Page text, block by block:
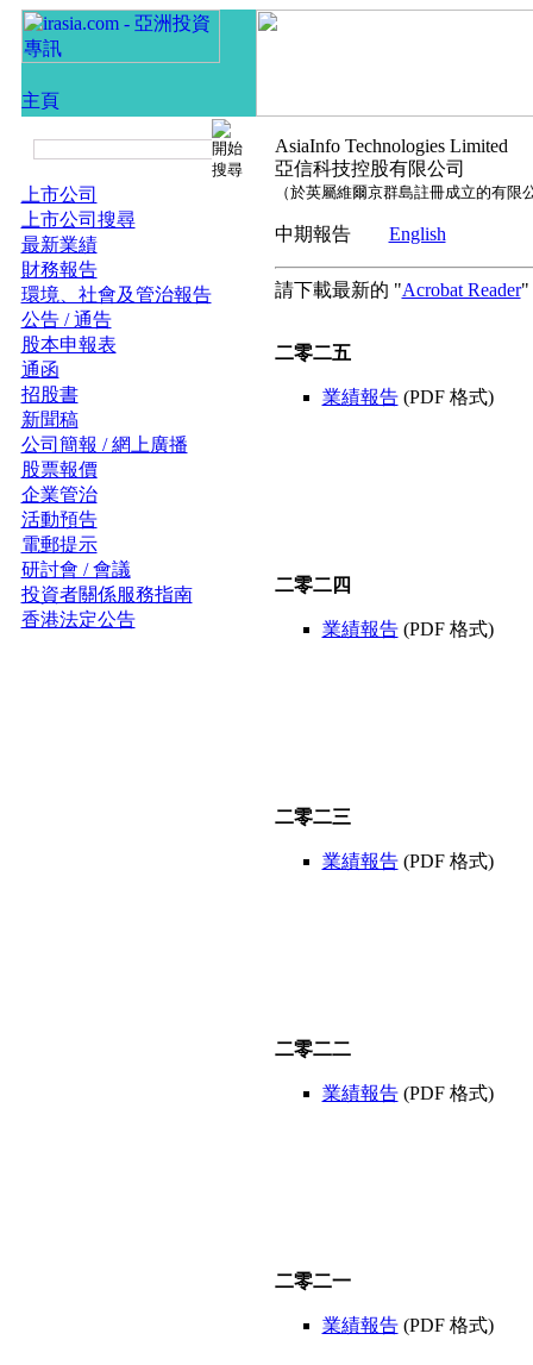
上市公司
上市公司搜尋
最新業績
財務報告
環境、社會及管治報告
公告 / 通告
股本申報表
通函
招股書
新聞稿
公司簡報 / 網上廣播
股票報價
企業管治
活動預告
電郵提示
研討會 / 會議
投資者關係服務指南
香港法定公告
AsiaInfo Technologies Limited
亞信科技控股有限公司
（於英屬維爾京群島註冊成立的有限
中期報告 English
請下載最新的 "Acrobat Reader"
二零二五
業績報告(PDF 格式)
二零二四
業績報告(PDF 格式)
二零二三
業績報告(PDF 格式)
二零二二
業績報告(PDF 格式)
二零二一
業績報告(PDF 格式)